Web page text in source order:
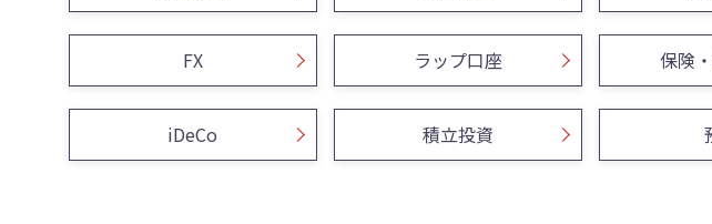
FX ラップ口座 保険
iDeCo 積立投資